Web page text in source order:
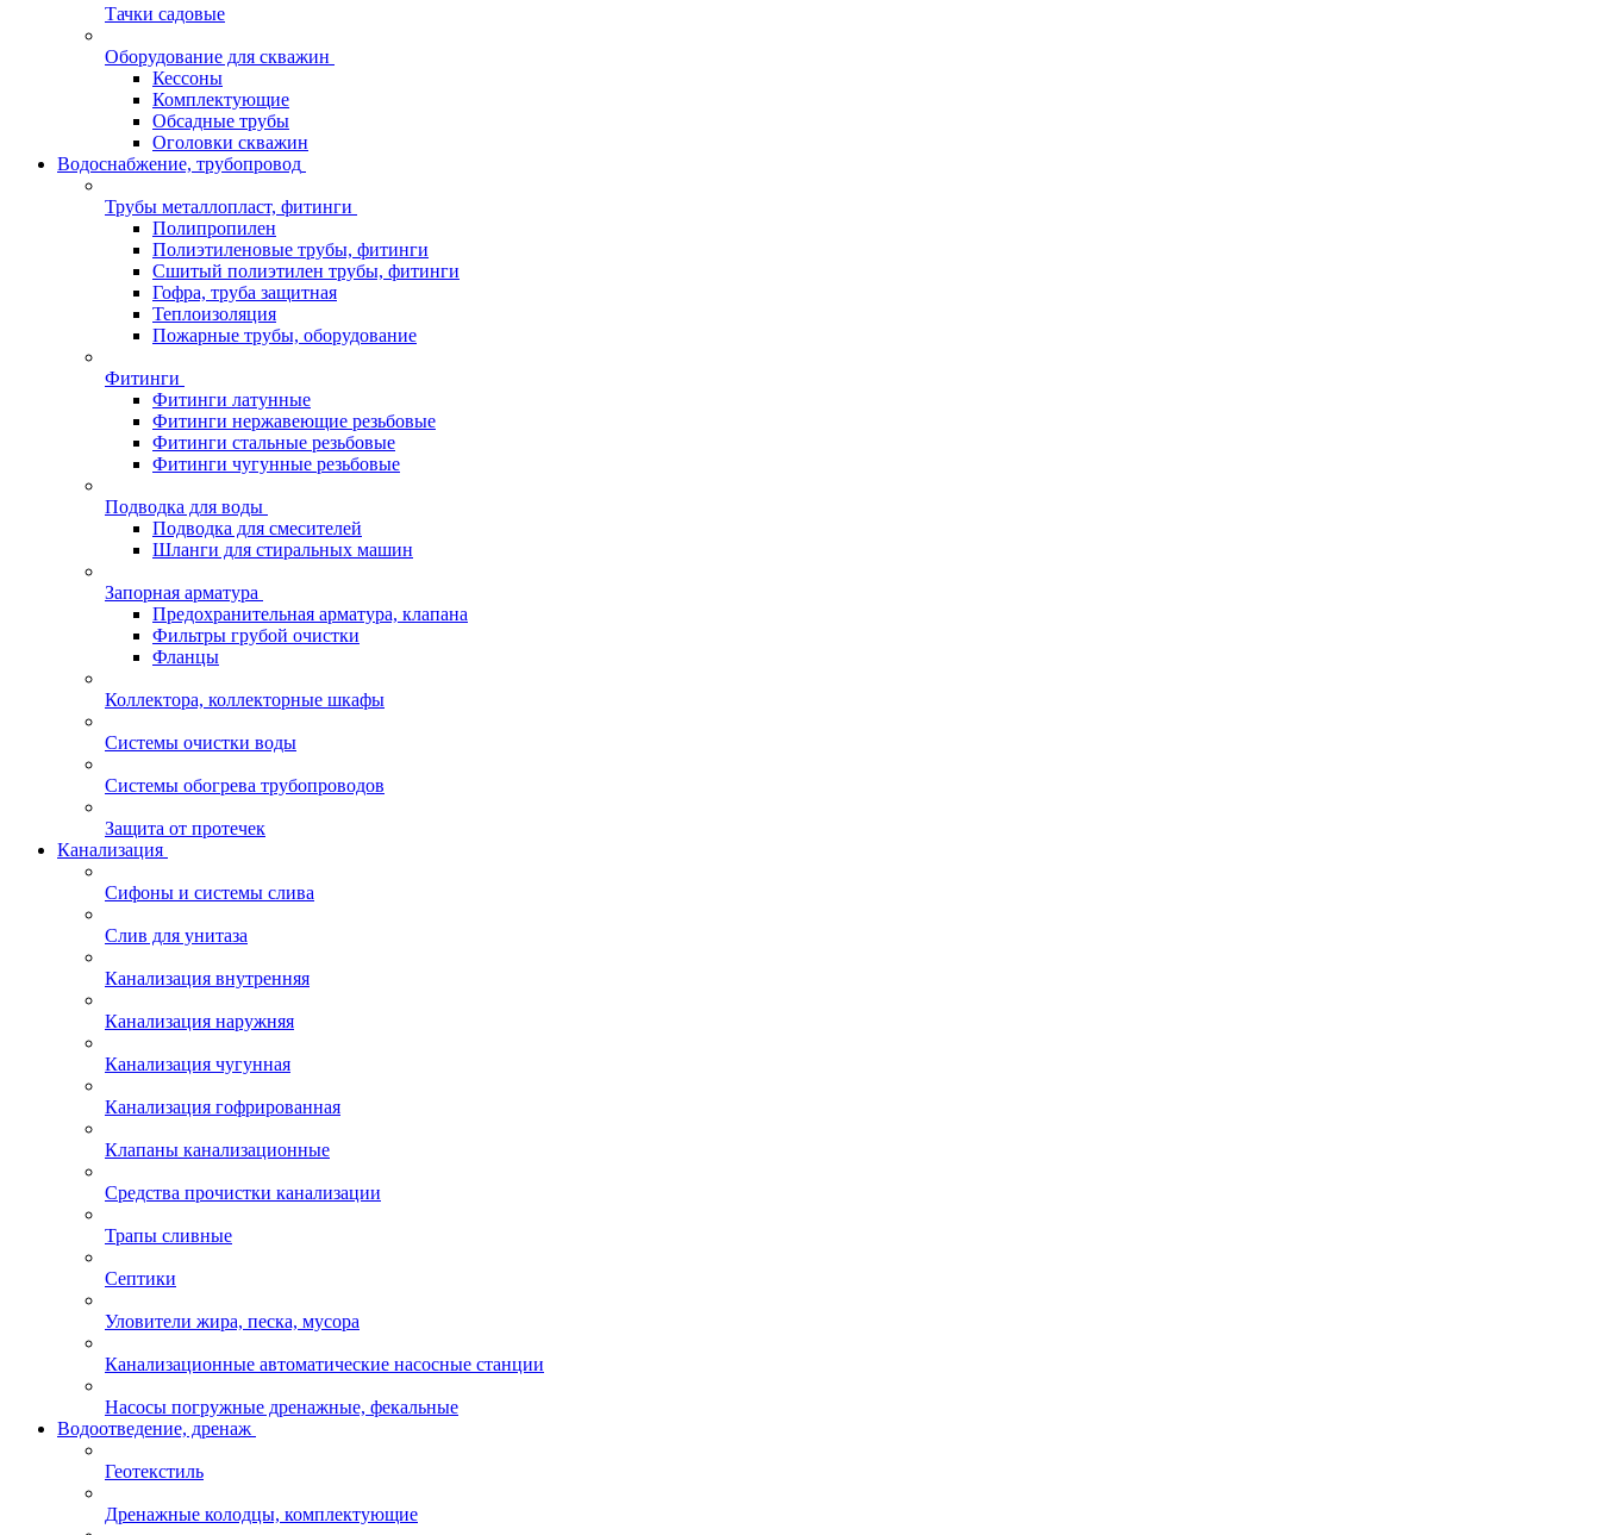
Тачки садовые
Оборудование для скважин
Кессоны
Комплектующие
Обсадные трубы
Оголовки скважин
Водоснабжение, трубопровод
Трубы металлопласт, фитинги
Полипропилен
Полиэтиленовые трубы, фитинги
Сшитый полиэтилен трубы, фитинги
Гофра, труба защитная
Теплоизоляция
Пожарные трубы, оборудование
Фитинги
Фитинги латунные
Фитинги нержавеющие резьбовые
Фитинги стальные резьбовые
Фитинги чугунные резьбовые
Подводка для воды
Подводка для смесителей
Шланги для стиральных машин
Запорная арматура
Предохранительная арматура, клапана
Фильтры грубой очистки
Фланцы
Коллектора, коллекторные шкафы
Системы очистки воды
Системы обогрева трубопроводов
Защита от протечек
Канализация
Сифоны и системы слива
Слив для унитаза
Канализация внутренняя
Канализация наружняя
Канализация чугунная
Канализация гофрированная
Клапаны канализационные
Средства прочистки канализации
Трапы сливные
Септики
Уловители жира, песка, мусора
Канализационные автоматические насосные станции
Насосы погружные дренажные, фекальные
Водоотведение, дренаж
Геотекстиль
Дренажные колодцы, комплектующие